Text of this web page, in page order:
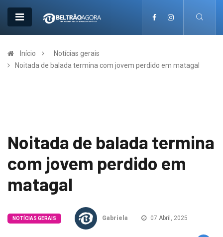
Início
Notícias gerais
Noitada de balada termina com jovem perdido em matagal
Noitada de balada termina
com jovem perdido em
matagal
NOTÍCIAS GERAIS Gabriela 07 Abril, 2025